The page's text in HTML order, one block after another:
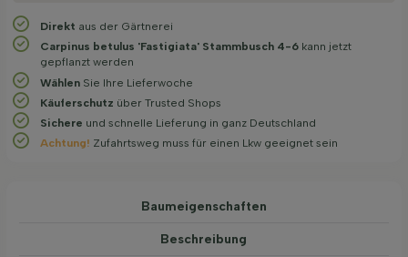
Direkt aus der Gärtnerei
Carpinus betulus 'Fastigiata' Stammbusch 4-6 kann jetzt
gepflanzt werden
Wählen Sie Ihre Lieferwoche
Käuferschutz über Trusted Shops
Sichere und schnelle Lieferung in ganz Deutschland
Achtung! Zufahrtsweg muss für einen Lkw geeignet sein
Baum­eigen­schaften
Beschreibung